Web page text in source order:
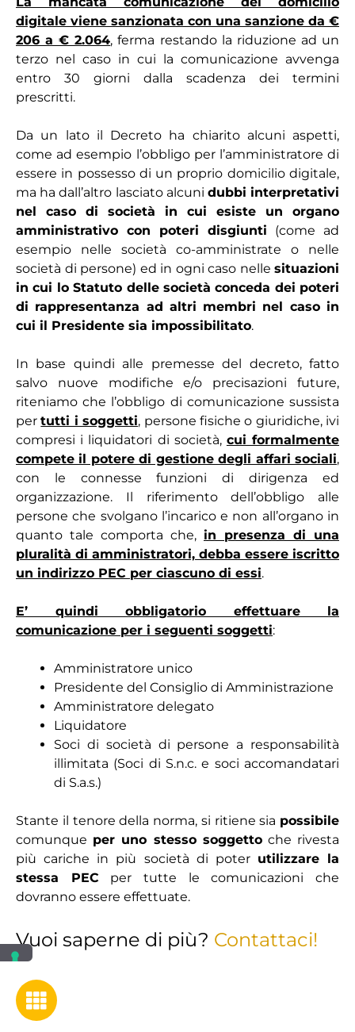
digitale viene sanzionata con una sanzione da €
206 a € 2.064, ferma restando la riduzione ad un
terzo nel caso in cui la comunicazione avvenga
entro 30 giorni dalla scadenza dei termini
prescritti.
Da un lato il Decreto ha chiarito alcuni aspetti,
come ad esempio l’obbligo per l’amministratore di
essere in possesso di un proprio domicilio digitale,
ma ha dall’altro lasciato alcuni dubbi interpretativi
nel caso di società in cui esiste un organo
amministrativo con poteri disgiunti (come ad
esempio nelle società co-amministrate o nelle
società di persone) ed in ogni caso nelle situazioni
in cui lo Statuto delle società conceda dei poteri
di rappresentanza ad altri membri nel caso in
cui il Presidente sia impossibilitato.
In base quindi alle premesse del decreto, fatto
salvo nuove modifiche e/o precisazioni future,
riteniamo che l’obbligo di comunicazione sussista
pertutti i soggetti, persone fisiche o giuridiche, ivi
compresi i liquidatori di società, cui formalmente
compete il potere di gestione degli affari sociali,
con le connesse funzioni di dirigenza ed
organizzazio­ne. Il riferimento dell’obbligo alle
persone che svolgano l’incarico e non all’organo in
quanto tale com­porta che, in presenza di una
pluralità di amministratori, debba essere iscritto
un indirizzo PEC per ciascuno di essi.
E’ quindi obbligatorio effettuare la
comunicazione per i seguenti soggetti:
Amministratore unico
Presidente del Consiglio di Amministrazione
Amministratore delegato
Liquidatore
Soci di società di persone a responsabilità
illimitata (Soci di S.n.c. e soci accomandatari
di S.a.s.)
Stante il tenore della norma, si ritiene sia possibile
comunque per uno stesso soggettoche rivesta
più cariche in più società di poter utilizzare la
stessa PEC per tutte le comunicazioni che
dovranno essere effettuate.
Vuoi saperne di più? Contattaci!